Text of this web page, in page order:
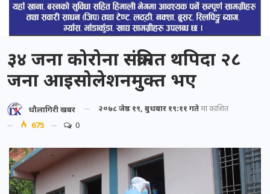
३४ जना कोरोना संक्रमित थपिदा २८
जना आइसोलेशनमुक्त भए
धौलागिरी खबर २०७८ जेष्ठ १९, बुधबार १९:११ गतेमा प्रकाशित
675
0